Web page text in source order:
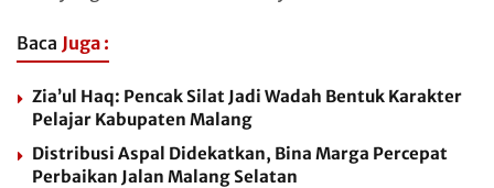
Baca Juga :
Zia’ul Haq: Pencak Silat Jadi Wadah Bentuk Karakter
Pelajar Kabupaten Malang
Distribusi Aspal Didekatkan, Bina Marga Percepat
Perbaikan Jalan Malang Selatan